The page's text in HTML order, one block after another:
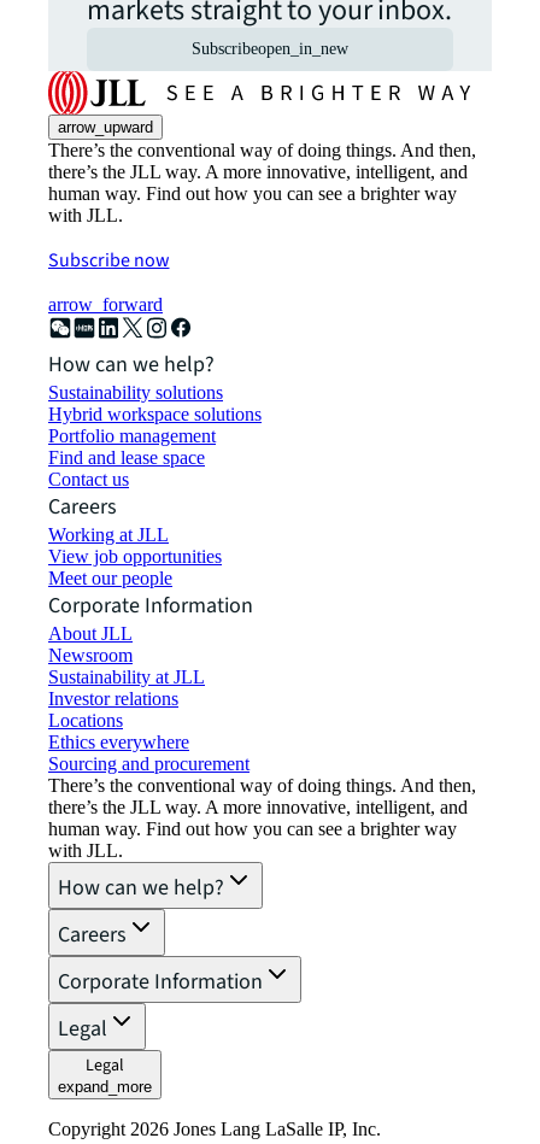
markets straight to your inbox.
Subscribeopen_in_new
arrow_upward
There’s the conventional way of doing things. And then,
there’s the JLL way. A more innovative, intelligent, and
human way. Find out how you can see a brighter way
with JLL.
Subscribe now
arrow_forward
How can we help?
Sustainability solutions
Hybrid workspace solutions
Portfolio management
Find and lease space
Contact us
Careers
Working at JLL
View job opportunities
Meet our people
Corporate Information
About JLL
Newsroom
Sustainability at JLL
Investor relations
Locations
Ethics everywhere
Sourcing and procurement
There’s the conventional way of doing things. And then,
there’s the JLL way. A more innovative, intelligent, and
human way. Find out how you can see a brighter way
with JLL.
How can we help?
Careers
Corporate Information
Legal
Legal
expand_more
Copyright 2026 Jones Lang LaSalle IP, Inc.